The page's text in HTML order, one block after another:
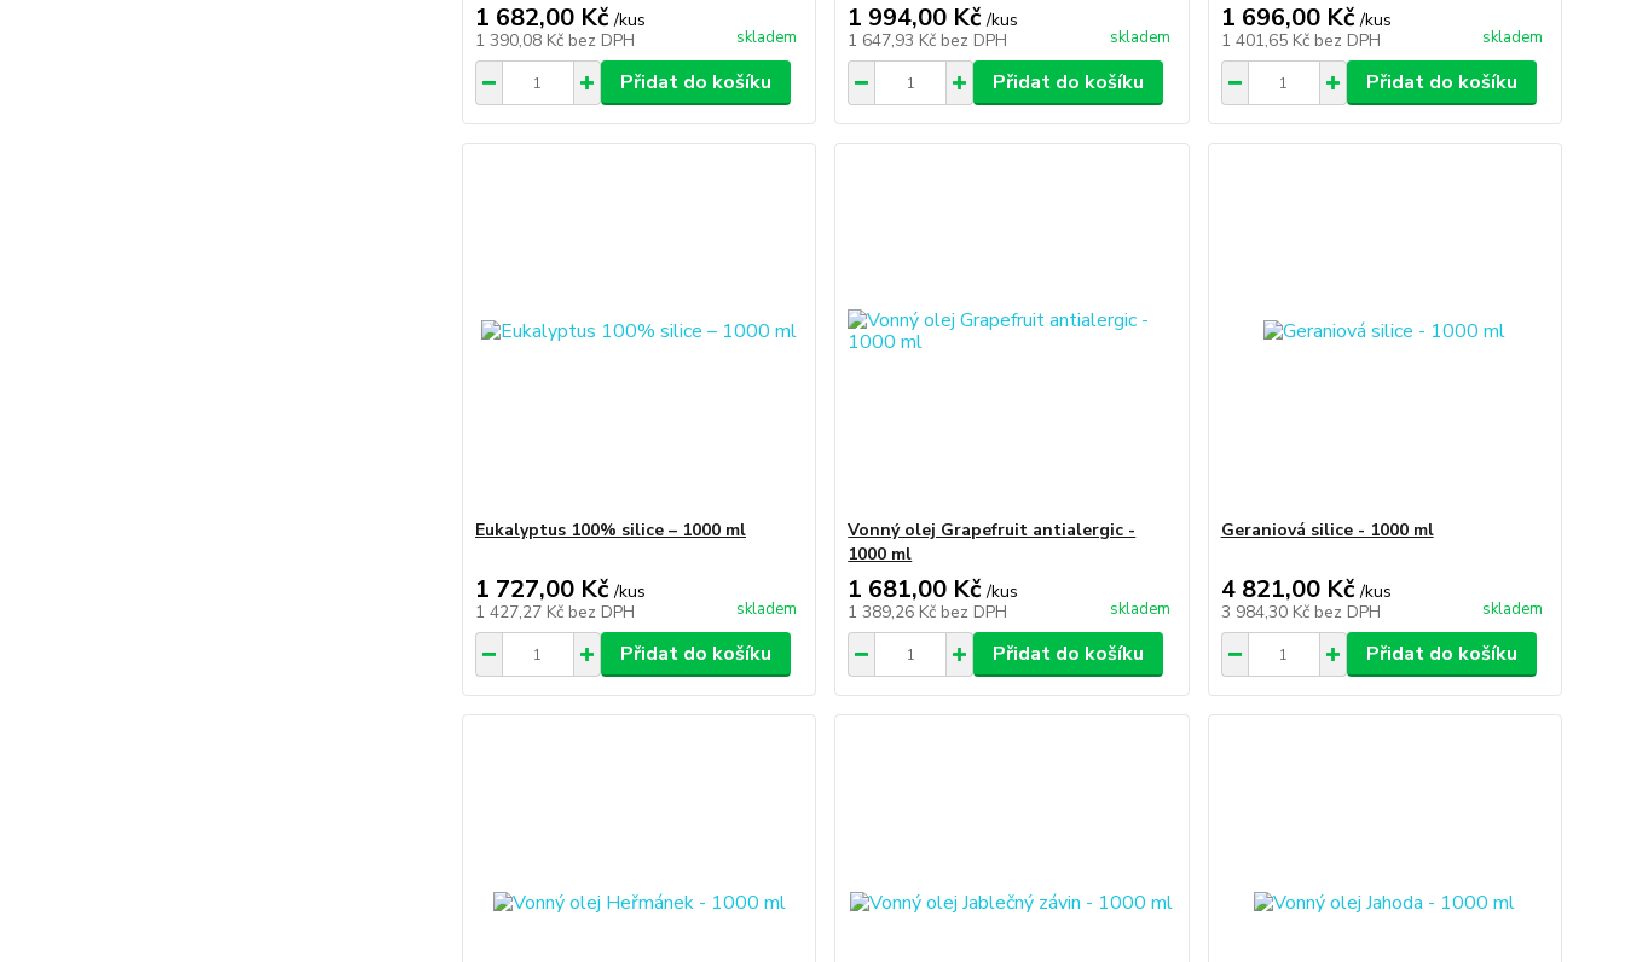
1 682,00 Kč /kus
1 390,08 Kč bez DPH skladem
Přidat do košíku
1 994,00 Kč /kus
1 647,93 Kč bez DPH skladem
Přidat do košíku
1 696,00 Kč /kus
1 401,65 Kč bez DPH skladem
Přidat do košíku
Eukalyptus 100% silice – 1000 ml
1 727,00 Kč /kus
1 427,27 Kč bez DPH skladem
Přidat do košíku
Vonný olej Grapefruit antialergic -
1000 ml
1 681,00 Kč /kus
1 389,26 Kč bez DPH skladem
Přidat do košíku
Geraniová silice - 1000 ml
4 821,00 Kč /kus
3 984,30 Kč bez DPH skladem
Přidat do košíku